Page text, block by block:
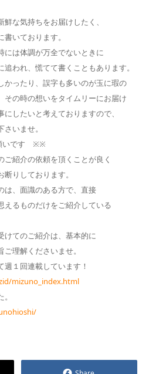
な気持ちをお届けしたく、
いております。
には体調が万全でないときに
われ、慌てて書くこともあります。
かったり、誤字も多いのが玉に瑕の
その時の想いをタイムリーにお届け
したいと考えておりますので、
いませ。
です ※※
紹介の依頼を頂くことが良く
りしております。
は、面識のある方で、直接
えるものだけをご紹介している
けてのご紹介は、基本的に
理解くださいませ。
１回連載しています！
mizuno_index.html